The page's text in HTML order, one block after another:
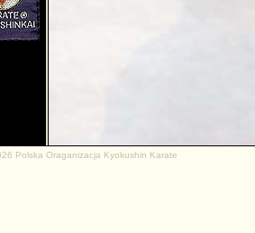
Polska Oraganizacja Kyokushin Karate